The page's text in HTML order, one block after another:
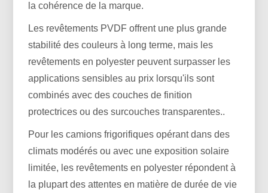
la cohérence de la marque.
Les revêtements PVDF offrent une plus grande
stabilité des couleurs à long terme, mais les
revêtements en polyester peuvent surpasser les
applications sensibles au prix lorsqu'ils sont
combinés avec des couches de finition
protectrices ou des surcouches transparentes..
Pour les camions frigorifiques opérant dans des
climats modérés ou avec une exposition solaire
limitée, les revêtements en polyester répondent à
la plupart des attentes en matière de durée de vie